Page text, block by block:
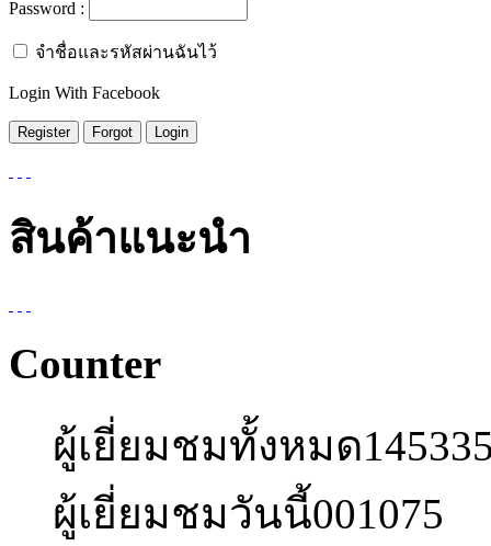
Password :
จำชื่อและรหัสผ่านฉันไว้
Login With Facebook
สินค้าแนะนำ
Counter
ผู้เยี่ยมชมทั้งหมด
ผู้เยี่ยมชมวันนี้001075